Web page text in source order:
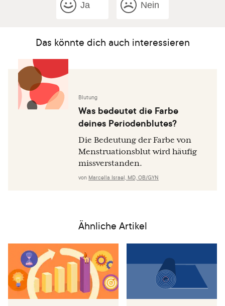
Ja Nein
Das könnte dich auch interessieren
Blutung
Was bedeutet die Farbe
deines Periodenblutes?
Die Bedeutung der Farbe von
Menstruationsblut wird häufig
missverstanden.
von Marcella Israel, MD, OB/GYN
Ähnliche Artikel